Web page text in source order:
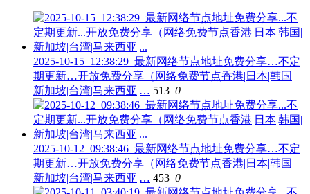
2025-10-15_12:38:29_最新网络节点地址免费分享…不定
期更新…开放免费分享（网络免费节点香港|日本|韩国|
新加坡|台湾|马来西亚|… 513 0
2025-10-12_09:38:46_最新网络节点地址免费分享…不定
期更新…开放免费分享（网络免费节点香港|日本|韩国|
新加坡|台湾|马来西亚|… 453 0